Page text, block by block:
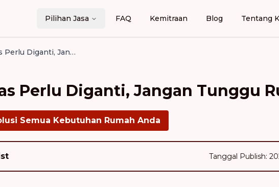
Pilihan Jasa FAQ Kemitraan Blog Tentang
5 Tanda Freon Kulkas Perlu Diganti, Jangan Tunggu Rusak!
Perlu Diganti, Jangan Tunggu
Semua Kebutuhan Rumah Anda
Tanggal Publish: